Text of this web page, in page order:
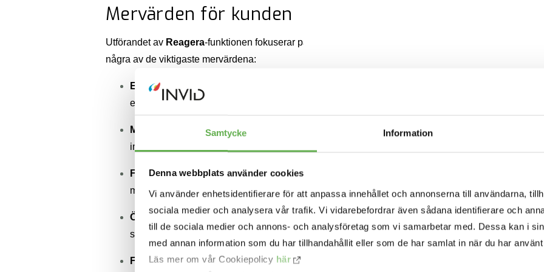
Samtycke Information
Denna webbplats använder cookies
Vi använder enhetsidentifierare för att anpassa innehållet och annonserna till användarna,
sociala medier och analysera vår trafik. Vi vidarebefordrar även sådana identifierare och
till de sociala medier och annons- och analysföretag som vi samarbetar med. Dessa kan i
med annan information som du har tillhandahållit eller som de har samlat in när du har
Läs mer om vår Cookiepolicy här
Mervärden för kunden
Utförandet av Reagera-funktionen fokuserar på att hantera och begränsa konsekvenserna av en
några av de viktigaste mervärdena:
Effektiv Incidenthantering
: Genom att ha en plan och processer för att reagera på
effektivt hantera incidenter, vilket minskar tiden och resurserna som krävs för att återställa normal
Minimerad Skada och Förluster
: En snabb och effektiv reaktion kan avsevärt minska skadan
inklusive dataläckor, systemavbrott och finansiella förluster.
Förbättrad Återhämtning: Genom att ha tydliga reaktionsstrategier kan organisationer
minskar driftsavbrott och hjälper till att upprätthålla affärskontinuitet.
Överensstämmelse med Regelverk : Många regelverk kräver att organisationer har planer för
säkerhetsincidenter. Genom att följa
-funktionen i vår Playbook kan organisationer
Förtroende hos Intressenter: En effektiv reaktion på säkerhetsincidenter visar kunder, partners